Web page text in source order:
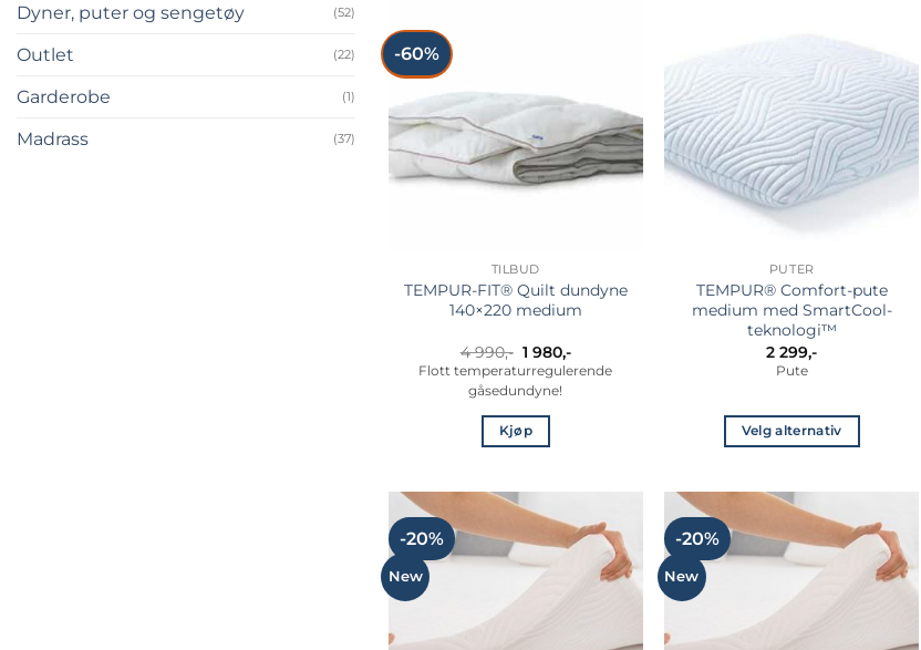
Dyner, puter og sengetøy (52)
Outlet (22)
Garderobe (1)
Madrass (37)
Alternativene
velges
på
produktsiden
-60%
TILBUD
TEMPUR-FIT® Quilt dundyne
140×220 medium
4 990,- Opprinnelig
pris
var:
4
990,-.
1 980,-Nåværende
pris
er:
Flott temperaturregulerende
gåsedundyne!
Kjøp
PUTER
TEMPUR® Comfort-pute
medium med SmartCool-
teknologi™
2 299,-
Pute
Velg alternativ
har
varianter.
Alternativene
-20%
New
-20%
New